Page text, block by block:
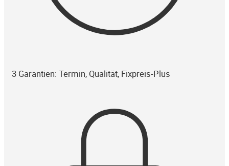
3 Garantien: Termin, Qualität, Fixpreis-Plus